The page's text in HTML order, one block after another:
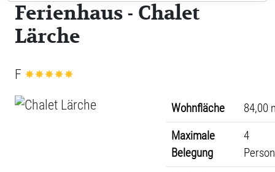
Ferienhaus - Chalet
Lärche
F
Wohnfläche
84,00
Maximale
Belegung
4